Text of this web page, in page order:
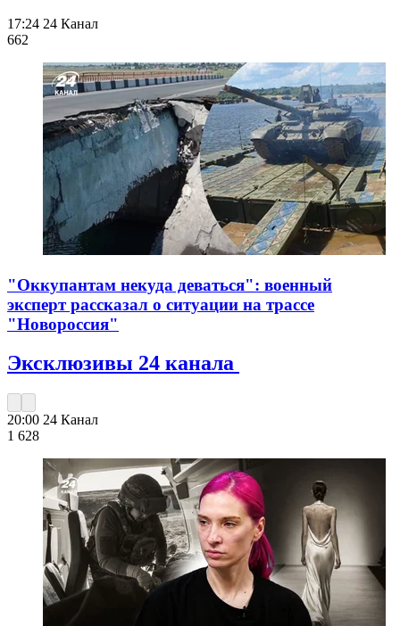
17:24 24 Канал
662
"Оккупантам некуда деваться": военный
эксперт рассказал о ситуации на трассе
"Новороссия"
Эксклюзивы 24 канала
20:00 24 Канал
1 628